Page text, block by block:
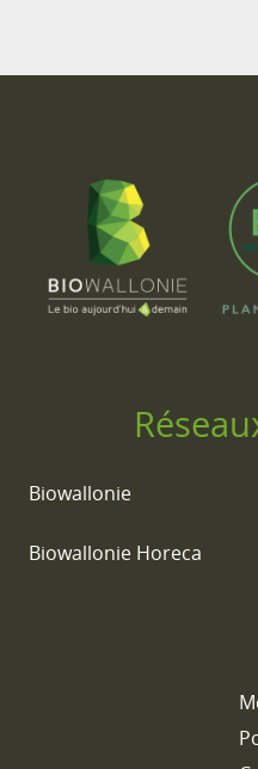
Biowallonie
Biowallonie Horeca